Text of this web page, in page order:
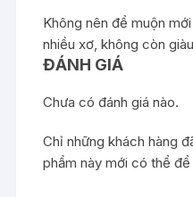
Không nên để muộn
nhiều xơ, không còn
ĐÁNH GIÁ
Chưa có đánh giá nào.
Chỉ những khách hàng
phẩm này mới có thể để